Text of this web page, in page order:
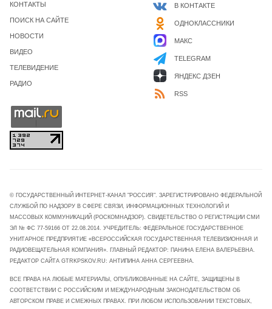
КОНТАКТЫ
ПОИСК НА САЙТЕ
НОВОСТИ
ВИДЕО
ТЕЛЕВИДЕНИЕ
РАДИО
В КОНТАКТЕ
ОДНОКЛАССНИКИ
МАКС
TELEGRAM
ЯНДЕКС ДЗЕН
RSS
© ГОСУДАРСТВЕННЫЙ ИНТЕРНЕТ-КАНАЛ "РОССИЯ". ЗАРЕГИСТРИРОВАНО ФЕДЕРАЛЬНОЙ
СЛУЖБОЙ ПО НАДЗОРУ В СФЕРЕ СВЯЗИ, ИНФОРМАЦИОННЫХ ТЕХНОЛОГИЙ И
МАССОВЫХ КОММУНИКАЦИЙ (РОСКОМНАДЗОР). СВИДЕТЕЛЬСТВО О РЕГИСТРАЦИИ СМИ
ЭЛ № ФС 77-59166 ОТ 22.08.2014. УЧРЕДИТЕЛЬ: ФЕДЕРАЛЬНОЕ ГОСУДАРСТВЕННОЕ
УНИТАРНОЕ ПРЕДПРИЯТИЕ «ВСЕРОССИЙСКАЯ ГОСУДАРСТВЕННАЯ ТЕЛЕВИЗИОННАЯ И
РАДИОВЕЩАТЕЛЬНАЯ КОМПАНИЯ». ГЛАВНЫЙ РЕДАКТОР: ПАНИНА ЕЛЕНА ВАЛЕРЬЕВНА.
РЕДАКТОР САЙТА GTRKPSKOV.RU: АНТИПИНА АННА СЕРГЕЕВНА.
ВСЕ ПРАВА НА ЛЮБЫЕ МАТЕРИАЛЫ, ОПУБЛИКОВАННЫЕ НА САЙТЕ, ЗАЩИЩЕНЫ В
СООТВЕТСТВИИ С РОССИЙСКИМ И МЕЖДУНАРОДНЫМ ЗАКОНОДАТЕЛЬСТВОМ ОБ
АВТОРСКОМ ПРАВЕ И СМЕЖНЫХ ПРАВАХ. ПРИ ЛЮБОМ ИСПОЛЬЗОВАНИИ ТЕКСТОВЫХ,